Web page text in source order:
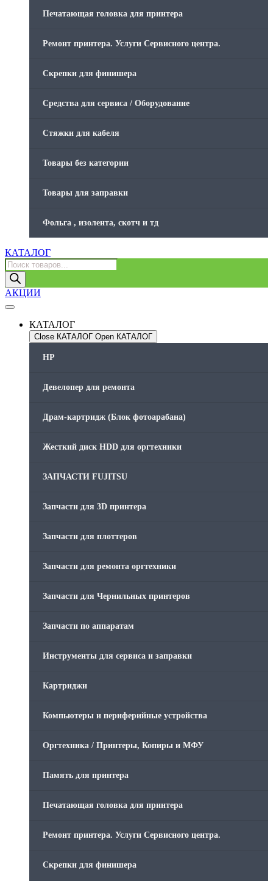
Печатающая головка для принтера
Ремонт принтера. Услуги Сервисного центра.
Скрепки для финишера
Средства для сервиса / Оборудование
Стяжки для кабеля
Товары без категории
Товары для заправки
Фольга , изолента, скотч и тд
КАТАЛОГ
Поиск
товаров
АКЦИИ
КАТАЛОГ
Close КАТАЛОГ Open КАТАЛОГ
HP
Девелопер для ремонта
Драм-картридж (Блок фотоарабана)
Жесткий диск HDD для оргтехники
ЗАПЧАСТИ FUJITSU
Запчасти для 3D принтера
Запчасти для плоттеров
Запчасти для ремонта оргтехники
Запчасти для Чернильных принтеров
Запчасти по аппаратам
Инструменты для сервиса и заправки
Картриджи
Компьютеры и периферийные устройства
Оргтехника / Принтеры, Копиры и МФУ
Память для принтера
Печатающая головка для принтера
Ремонт принтера. Услуги Сервисного центра.
Скрепки для финишера